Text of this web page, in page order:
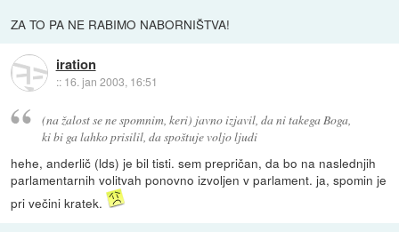
ZA TO PA NE RABIMO NABORNIŠTVA!
iration
:: 16. jan 2003, 16:51
(na žalost se ne spomnim, keri) javno izjavil, da ni takega Boga,
ki bi ga lahko prisilil, da spoštuje voljo ljudi
hehe, anderlič (lds) je bil tisti. sem prepričan, da bo na naslednjih
parlamentarnih volitvah ponovno izvoljen v parlament. ja, spomin je
pri večini kratek.